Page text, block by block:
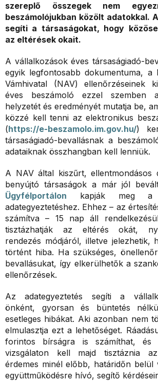
szereplő összegek nem
beszámolójukban közölt adatokkal.
segíti a társaságokat, hogy
az eltérések okait.
A vállalkozások éves társaságiadó-
egyik legfontosabb dokumentuma, a
Vámhivatal (NAV) ellenőrzéseinek
éves beszámoló ezzel szemben
helyzetét és eredményét mutatja be,
közzé kell tenni az elektronikus
(https://e-beszamolo.im.gov.hu/)
társaságiadó-bevallásnak a
adataiknak összhangban kell lenniük.
A NAV által kiszűrt, ellentmondásos
benyújtó társaságok a már jól
Ügyfélportálon kapják meg a
adategyeztetéshez. Ehhez – az
számítva – 15 nap áll
tisztázhatják az eltérés okát,
rendezés módjáról, illetve jelezhetik,
történt hiba. Ha szükséges,
bevallásukat, így elkerülhetők a
ellenőrzések.
Az adategyeztetés segíti a
önként, gyorsan és büntetés
esetleges hibákat. Aki azonban nem
elmulasztja ezt a lehetőséget.
forintos bírságra is számíthat, és
vizsgálaton kell majd tisztáznia
érdemes minél előbb, határidőn belül
együttműködésre hívó, segítő